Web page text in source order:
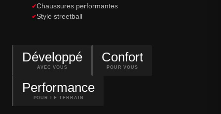
Chaussures performantes
Style streetball
Développé
AVEC VOUS
Confort
POUR VOUS
Performance
POUR LE TERRAIN